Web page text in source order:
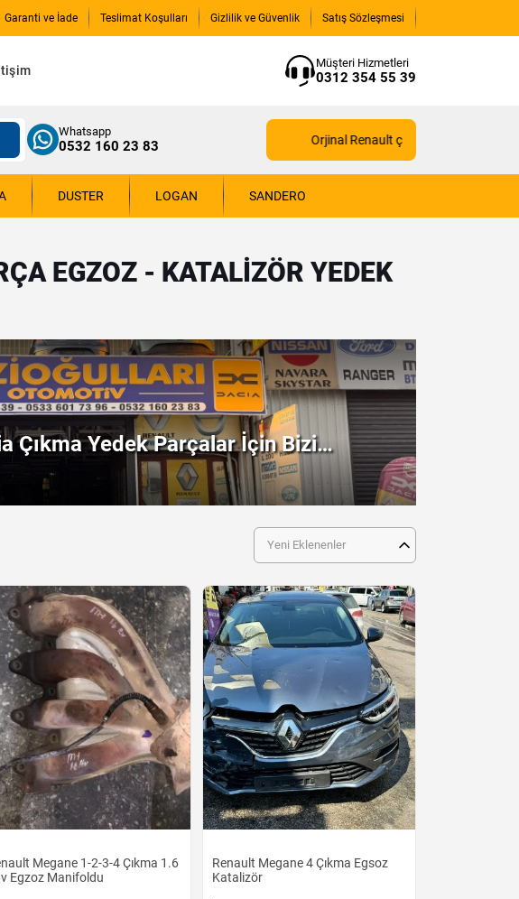
Garanti ve İade Teslimat Koşulları Gizlilik ve Güvenlik Satış Sözleşmesi
Müşteri Hizmetleri
0312 354 55 39
Whatsapp
0532 160 23 83 Orjinal Renault çıkma yedek parçaları
DUSTER LOGAN SANDERO
EGZOZ - KATALIZÖR YEDEK
Çıkma Yedek Parçalar İçin Bizi
Arayın!
Yeni Eklenenler
Megane 1-2-3-4 Çıkma 1.6
Egzoz Manifoldu
Renault Megane 4 Çıkma Egsoz
Katalizör